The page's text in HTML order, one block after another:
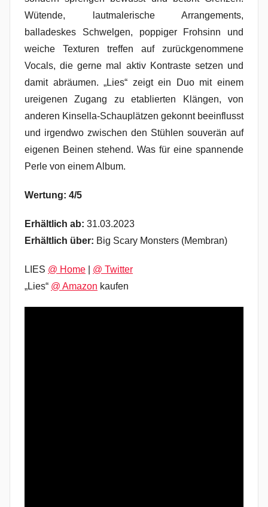
Wütende, lautmalerische Arrangements,
balladeskes Schwelgen, poppiger Frohsinn und
weiche Texturen treffen auf zurückgenommene
Vocals, die gerne mal aktiv Kontraste setzen und
damit abräumen. „Lies“ zeigt ein Duo mit einem
ureigenen Zugang zu etablierten Klängen, von
anderen Kinsella-Schauplätzen gekonnt beeinflusst
und irgendwo zwischen den Stühlen souverän auf
eigenen Beinen stehend. Was für eine spannende
Perle von einem Album.
Wertung: 4/5
Erhältlich ab: 31.03.2023
Erhältlich über: Big Scary Monsters (Membran)
LIES @ Home
@ Twitter
„Lies“ @ Amazon kaufen